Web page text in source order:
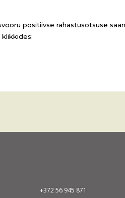
positiivse rahastusotsuse
+372 56 945 871